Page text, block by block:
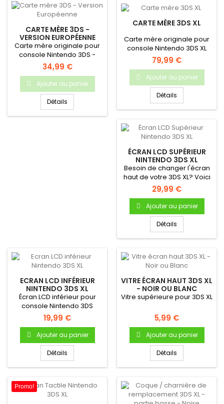
CARTE MÈRE 3DS -
VERSION EUROPÉENNE
Carte mère originale pour
console Nintendo 3DS -
Version PAL (Europe)
34,99 €
Ajouter au panier
Détails
CARTE MÈRE 3DS XL
Carte mère originale pour
console Nintendo 3DS XL
79,99 €
Ajouter au panier
Détails
ÉCRAN LCD SUPÉRIEUR
NINTENDO 3DS XL
Besoin de changer l'écran
haut de votre 3DS XL? Voici
un écran LCD supérieur...
29,99 €
Ajouter au panier
Détails
ECRAN LCD INFÉRIEUR
NINTENDO 3DS XL
Écran LCD inférieur pour
console Nintendo 3DS
XLÉcran LCD bas complet
Pour...
19,99 €
Ajouter au panier
Détails
VITRE ÉCRAN HAUT 3DS XL
- NOIR OU BLANC
Vitre supérieure pour 3DS XL
5,99 €
Ajouter au panier
Détails
Promo!